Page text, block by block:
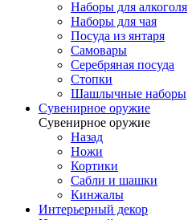
Наборы для алкоголя
Наборы для чая
Посуда из янтаря
Самовары
Серебряная посуда
Стопки
Шашлычные наборы
Сувенирное оружие
Сувенирное оружие
Назад
Ножи
Кортики
Сабли и шашки
Кинжалы
Интерьерный декор